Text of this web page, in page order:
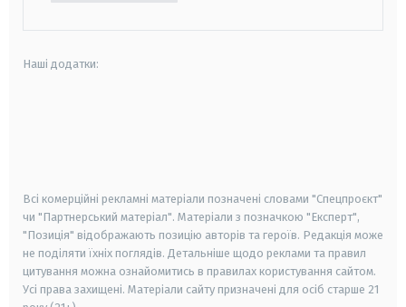
Наші додатки:
Всі комерційні рекламні матеріали позначені словами "Спецпроєкт"
чи "Партнерський матеріал". Матеріали з позначкою "Експерт",
"Позиція" відображають позицію авторів та героїв. Редакція може
не поділяти їхніх поглядів. Детальніше щодо реклами та правил
цитування можна ознайомитись в правилах користування сайтом.
Усі права захищені. Матеріали сайту призначені для осіб старше 21